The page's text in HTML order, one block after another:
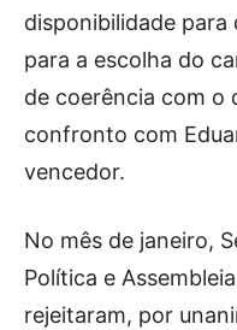
Seia em Números
AUTÁRQUICAS 2025
Contactos
E-mail:
Facebook
disponibilidade para
para a escolha do
de coerência com o
confronto com
vencedor.
No mês de janeiro,
Política e
rejeitaram, por